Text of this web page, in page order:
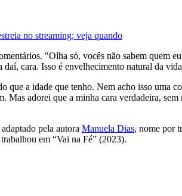
no streaming; veja quando
"Olha só, vocês não sabem quem
daí, cara. Isso é envelhecimento natural da
que a idade que tenho. Nem acho isso
Mas adorei que a minha cara verdadeira,
pela autora Manuela Dias, nome por
em “Vai na Fé” (2023).